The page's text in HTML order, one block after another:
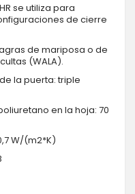
se utiliza para
de cierre
de mariposa o de
(WALA).
la puerta: triple
en la hoja: 70
W/(m2*K)